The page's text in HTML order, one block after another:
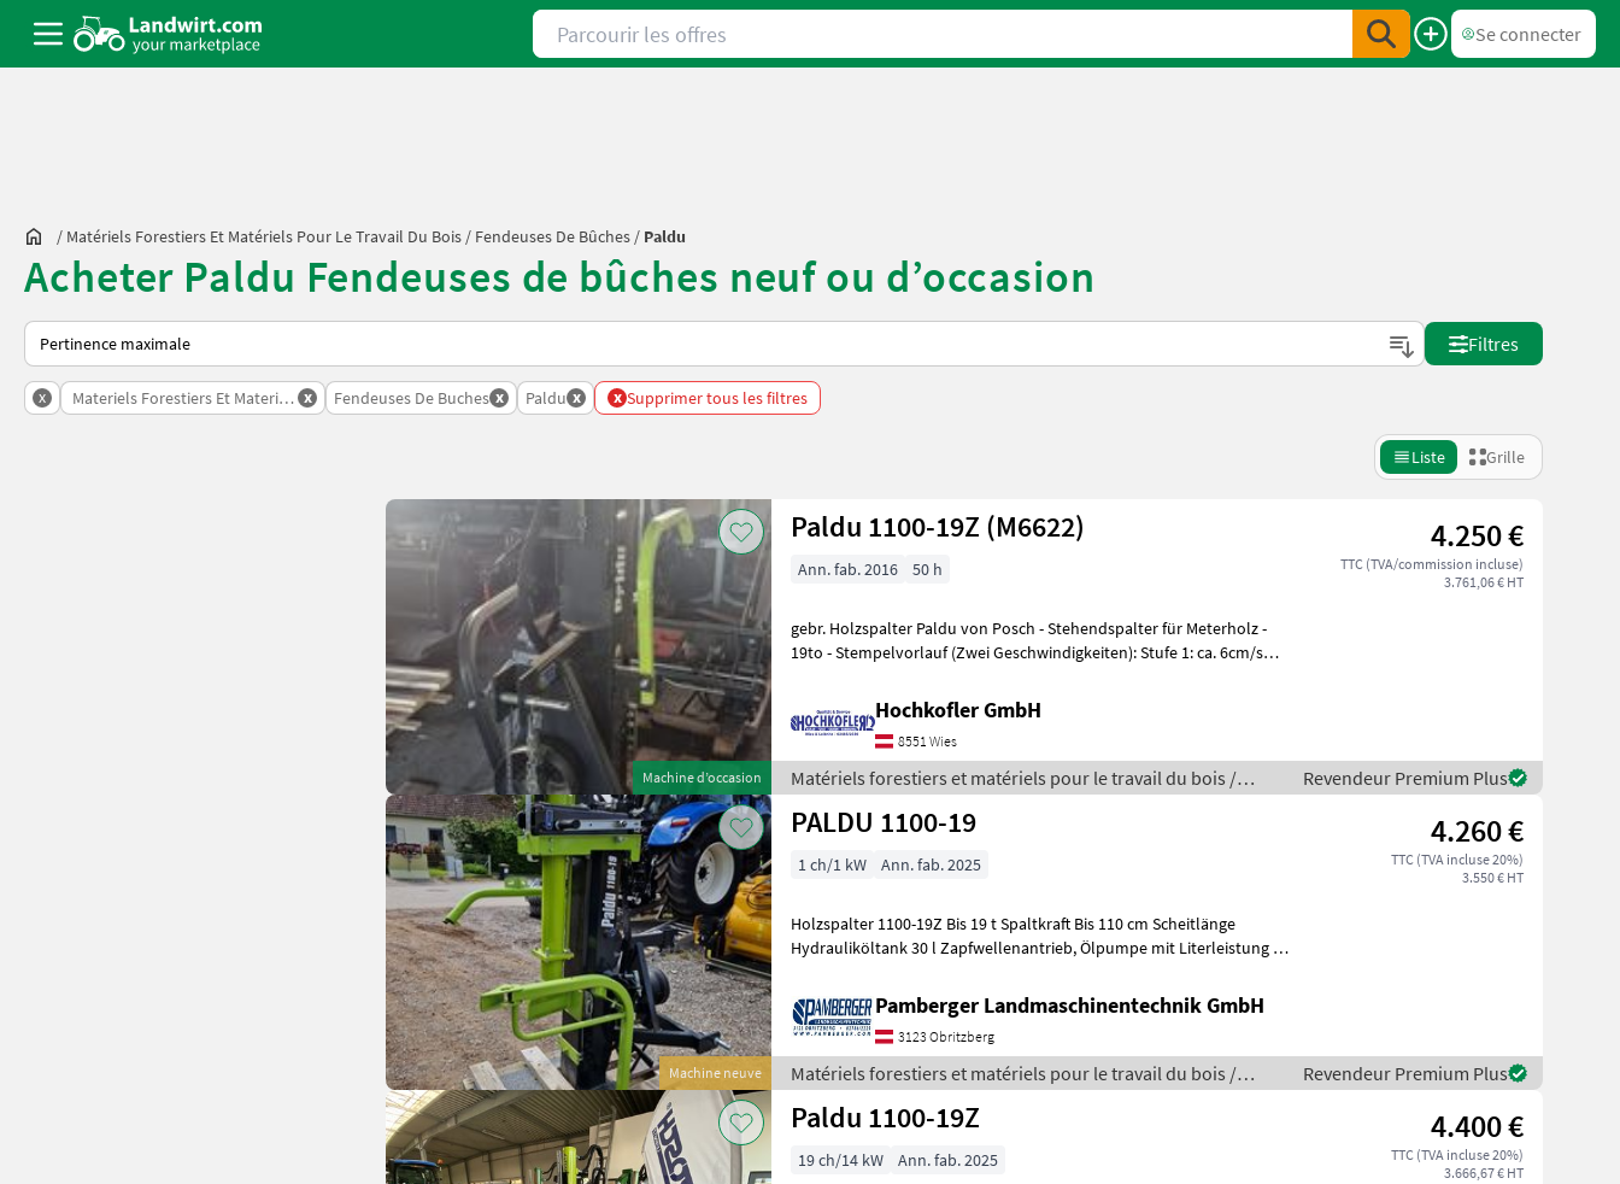
Parcourir les offres
Se connecter
/ Matériels Forestiers Et Matériels Pour Le Travail Du Bois / Fendeuses De Bûches / Paldu
Acheter Paldu Fendeuses de bûches neuf ou d’occasion
Voici comment les annonces sont triées sur Landwirt.com
Filtres
x Materiels Forestiers Et Materiels Pour Le Travail Du Bois
x Fendeuses De Buches x Paldu x x Supprimer tous les filtres
Liste Grille
Machine d’occasion
Paldu 1100-19Z (M6622) 4.250 €
TTC (TVA/commission incluse)
3.761,06 € HT
Ann. fab. 2016 50 h
gebr. Holzspalter Paldu von Posch - Stehendspalter für Meterholz -
19to - Stempelvorlauf (Zwei Geschwindigkeiten): Stufe 1: ca. 6cm/s
Hochkofler GmbH
8551 Wies
Matériels forestiers et matériels pour le travail du bois /
Paldu
Revendeur Premium Plus
Machine neuve
PALDU 1100-19 4.260 €
TTC (TVA incluse 20%)
3.550 € HT
1 ch/1 kW Ann. fab. 2025
Holzspalter 1100-19Z Bis 19 t Spaltkraft Bis 110 cm Scheitlänge
Hydrauliköltank 30 l Zapfwellenantrieb, Ölpumpe mit Literleistung 33
Pamberger Landmaschinentechnik GmbH
3123 Obritzberg
Matériels forestiers et matériels pour le travail du bois /
Paldu
Revendeur Premium Plus
Paldu 1100-19Z 4.400 €
TTC (TVA incluse 20%)
3.666,67 € HT
19 ch/14 kW Ann. fab. 2025